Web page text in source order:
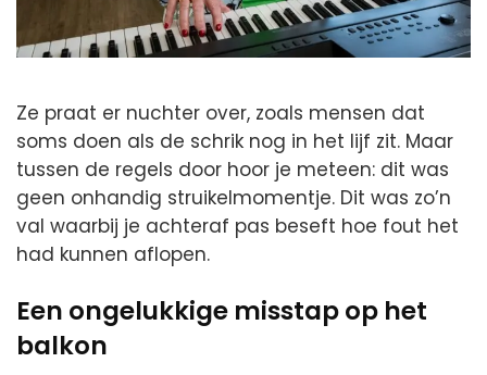
Ze praat er nuchter over, zoals mensen dat
soms doen als de schrik nog in het lijf zit. Maar
tussen de regels door hoor je meteen: dit was
geen onhandig struikelmomentje. Dit was zo’n
val waarbij je achteraf pas beseft hoe fout het
had kunnen aflopen.
Een ongelukkige misstap op het
balkon